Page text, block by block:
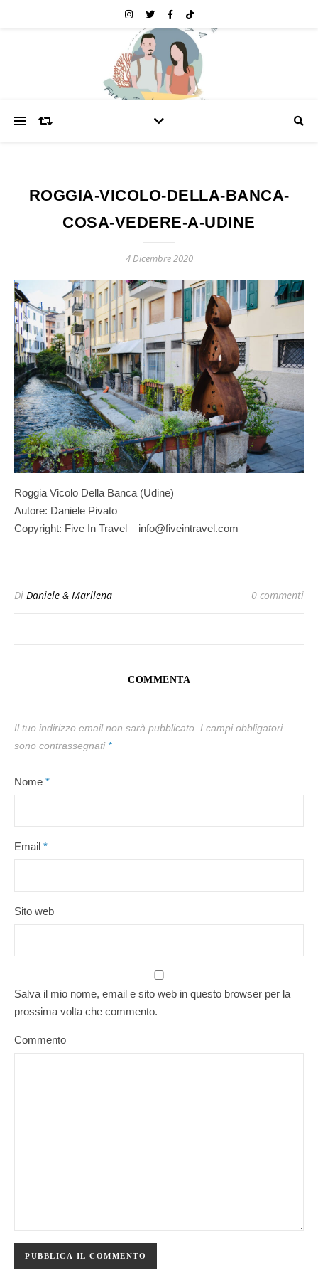
ROGGIA-VICOLO-DELLA-BANCA-
COSA-VEDERE-A-UDINE
4 Dicembre 2020
Roggia Vicolo Della Banca (Udine)
Autore: Daniele Pivato
Copyright: Five In Travel – info@fiveintravel.com
Di Daniele & Marilena 0 commenti
COMMENTA
Il tuo indirizzo email non sarà pubblicato. I campi obbligatori
sono contrassegnati *
Nome *
Email *
Sito web
Salva il mio nome, email e sito web in questo browser per la
prossima volta che commento.
Commento